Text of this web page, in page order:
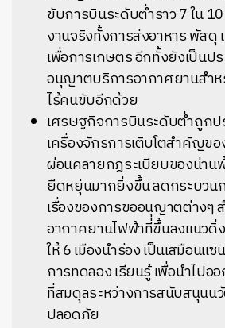
ขับการบินระดับต่ำราว 7 ใน
งานจริงทั้งการส่งอาหาร พัสดุ
เพื่อการเกษตร อีกทั้งยังเป็นป
อนุญาตบริการอากาศยานสำ
ไร้คนขับอีกด้วย
เศรษฐกิจการบินระดับต่ำถูกป
เครื่องจักรการเติบโตสำคัญข
ผ่อนคลายกฎระเบียบของน่าน
ยืดหยุ่นมากยิ่งขึ้น ลดกระบวน
เรื่องของการขออนุญาตต่างๆ
อากาศยานไฟฟ้าที่ขึ้นลงแนวดิ่
ให้ 6 เมืองนำร่อง เป็นเสมือนแ
การทดลอง เรียนรู้ เพื่อนำไป
ที่สมดุลระหว่างการสนับสนุนน
ปลอดภัย